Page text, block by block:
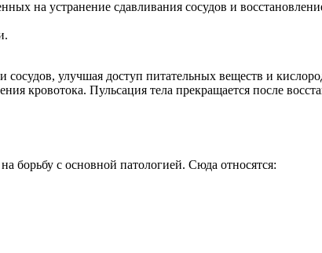
на устранение сдавливания сосудов и
улучшая доступ питательных веществ и
кровотока. Пульсация тела прекращается после
борьбу с основной патологией. Сюда относятся: